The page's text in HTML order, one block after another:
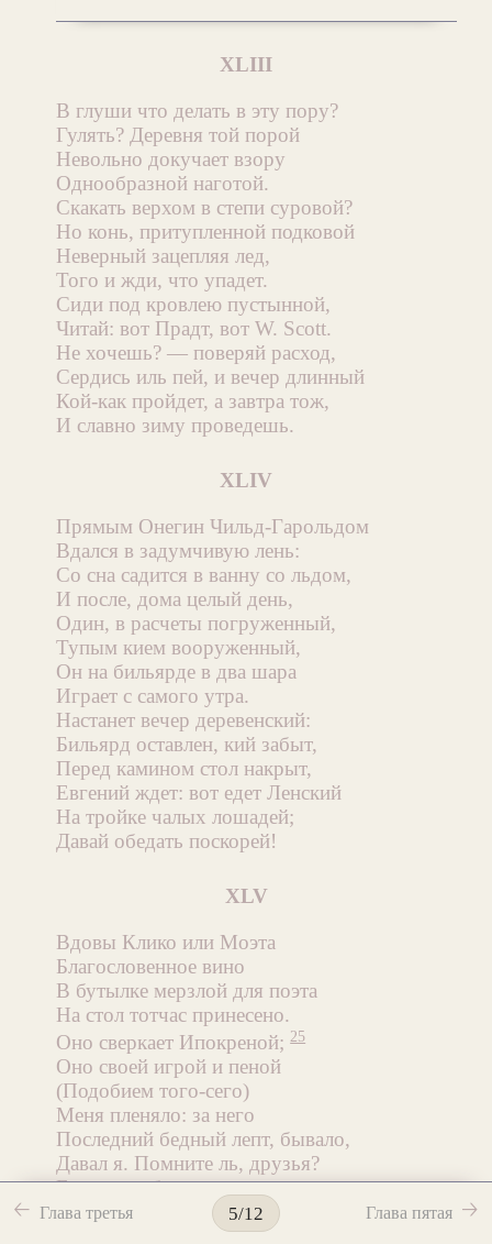
XLIII
В глуши что делать в эту пору?
Гулять? Деревня той порой
Невольно докучает взору
Однообразной наготой.
Скакать верхом в степи суровой?
Но конь, притупленной подковой
Неверный зацепляя лед,
Того и жди, что упадет.
Сиди под кровлею пустынной,
Читай: вот Прадт, вот W. Scott.
Не хочешь? — поверяй расход,
Сердись иль пей, и вечер длинный
Кой-как пройдет, а завтра тож,
И славно зиму проведешь.
XLIV
Прямым Онегин Чильд-Гарольдом
Вдался в задумчивую лень:
Со сна садится в ванну со льдом,
И после, дома целый день,
Один, в расчеты погруженный,
Тупым кием вооруженный,
Он на бильярде в два шара
Играет с самого утра.
Настанет вечер деревенский:
Бильярд оставлен, кий забыт,
Перед камином стол накрыт,
Евгений ждет: вот едет Ленский
На тройке чалых лошадей;
Давай обедать поскорей!
XLV
Вдовы Клико или Моэта
Благословенное вино
В бутылке мерзлой для поэта
На стол тотчас принесено.
Оно сверкает Ипокреной;25
Оно своей игрой и пеной
(Подобием того-сего)
Меня пленяло: за него
Последний бедный лепт, бывало,
Давал я. Помните ль, друзья?
Его волшебная струя
Рождала глупостей не мало,
А сколько шуток и стихов,
🡠 Глава третья 5/12 Глава пятая 🡢